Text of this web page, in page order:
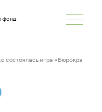
фонд
состоялась игра «Бюрократия».